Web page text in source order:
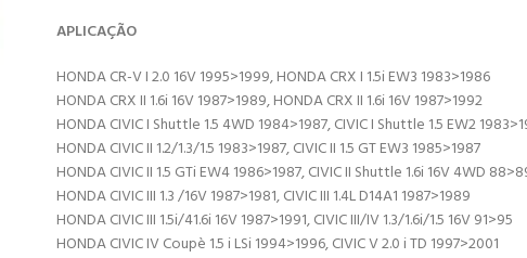
APLICAÇÃO
HONDA CR-V I 2.0 16V 1995>1999, HONDA CRX I 1.5i EW3 1983>1986
HONDA CRX II 1.6i 16V 1987>1989, HONDA CRX II 1.6i 16V 1987>1992
HONDA CIVIC I Shuttle 1.5 4WD 1984>1987, CIVIC I Shuttle 1.5 EW2
HONDA CIVIC II 1.2/1.3/1.5 1983>1987, CIVIC II 1.5 GT EW3 1985>1987
HONDA CIVIC II 1.5 GTi EW4 1986>1987, CIVIC II Shuttle 1.6i 16V 4WD
HONDA CIVIC III 1.3 /16V 1987>1981, CIVIC III 1.4L D14A1 1987>1989
HONDA CIVIC III 1.5i/41.6i 16V 1987>1991, CIVIC III/IV 1.3/1.6i/1.5 16V 91>95
HONDA CIVIC IV Coupè 1.5 i LSi 1994>1996, CIVIC V 2.0 i TD 1997>2001